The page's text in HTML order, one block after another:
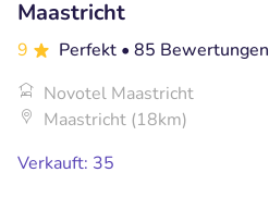
Maastricht
9 Perfekt • 85 Bewertungen
Novotel Maastricht
Maastricht (18km)
Verkauft: 35